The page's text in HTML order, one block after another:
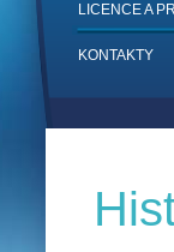
LICENCE A
KONTAKTY